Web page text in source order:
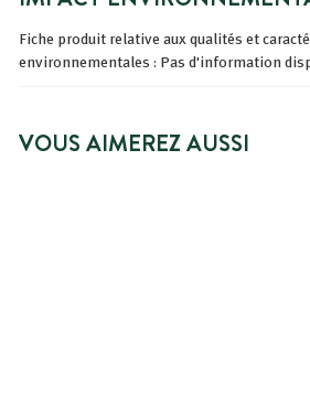
Fiche produit relative aux qualités et
environnementales : Pas d'information
VOUS AIMEREZ AUSSI